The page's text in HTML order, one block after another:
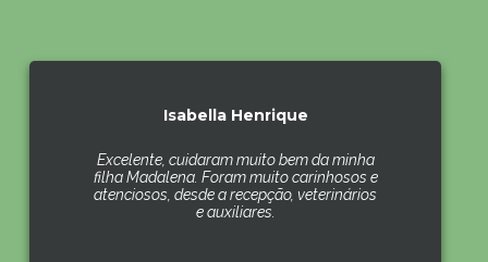
Isabella Henrique
Excelente, cuidaram muito bem da minha
filha Madalena. Foram muito carinhosos e
atenciosos, desde a recepção, veterinários
e auxiliares.